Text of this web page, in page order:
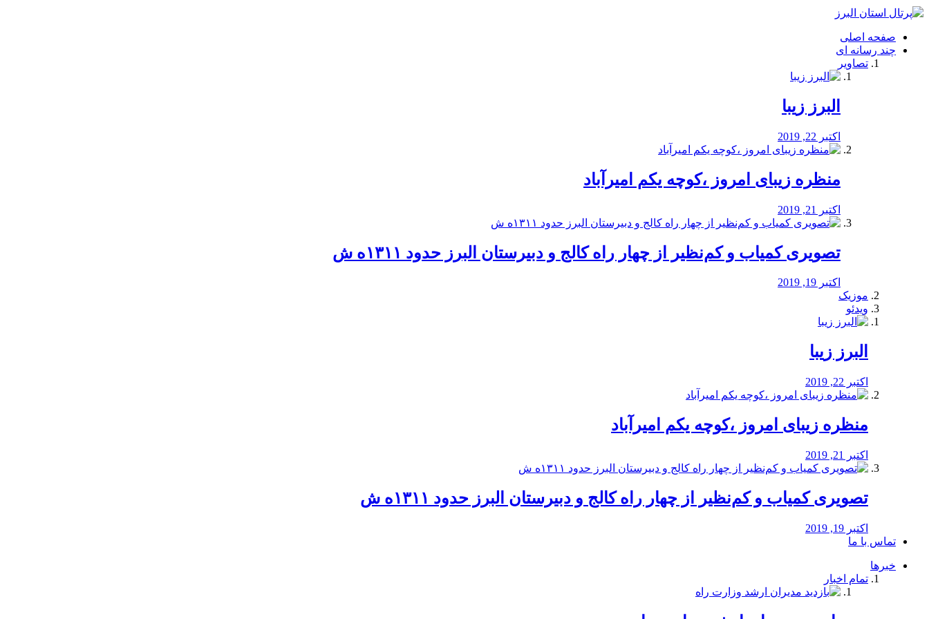
فصد
شرق
تهران
خشکشویی
صفحه اصلی
چند رسانه ای
تصاویر
البرز زیبا
اکتبر 22, 2019
منظره‌‌ زیبای امروز ،کوچه یکم امیرآباد
اکتبر 21, 2019
️تصویری کمیاب و کم‌نظیر از چهار راه كالج و دبيرستان البرز حدود ۱۳۱۱ه ش
اکتبر 19, 2019
موزیک
ویدئو
البرز زیبا
اکتبر 22, 2019
منظره‌‌ زیبای امروز ،کوچه یکم امیرآباد
اکتبر 21, 2019
️تصویری کمیاب و کم‌نظیر از چهار راه كالج و دبيرستان البرز حدود ۱۳۱۱ه ش
اکتبر 19, 2019
تماس با ما
خبرها
تمام اخبار